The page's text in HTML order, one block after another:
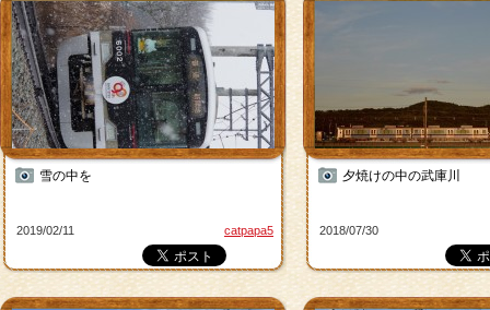
雪の中を
catpapa5
2019/02/11
夕焼けの中の武庫川
2018/07/30